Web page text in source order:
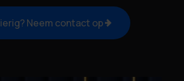
Neem contact op